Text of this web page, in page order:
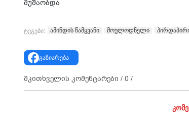
მუშაობდა
ტეგები: ამინდის წამყვანი მოულოდნელი
გაზიარება
მკითხველის კომენტარები / 0 /